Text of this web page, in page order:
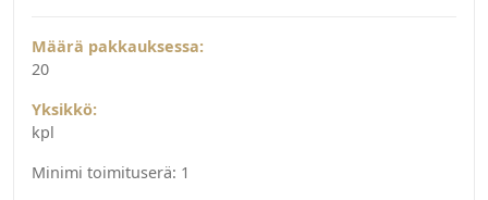
Määrä pakkauksessa:
20
Yksikkö:
kpl
Minimi toimituserä: 1